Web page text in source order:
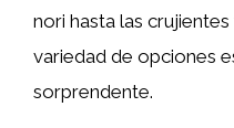
nori hasta las
variedad de opciones
sorprendente.